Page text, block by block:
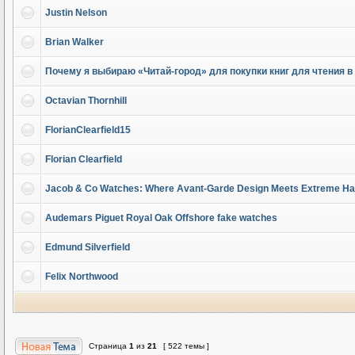
Justin Nelson
Brian Walker
Почему я выбираю «Читай-город» для покупки книг для чтения
Octavian Thornhill
FlorianClearfield15
Florian Clearfield
Jacob & Co Watches: Where Avant-Garde Design Meets Extreme
Audemars Piguet Royal Oak Offshore fake watches
Edmund Silverfield
Felix Northwood
Страница 1 из 21 [ 522 темы ]